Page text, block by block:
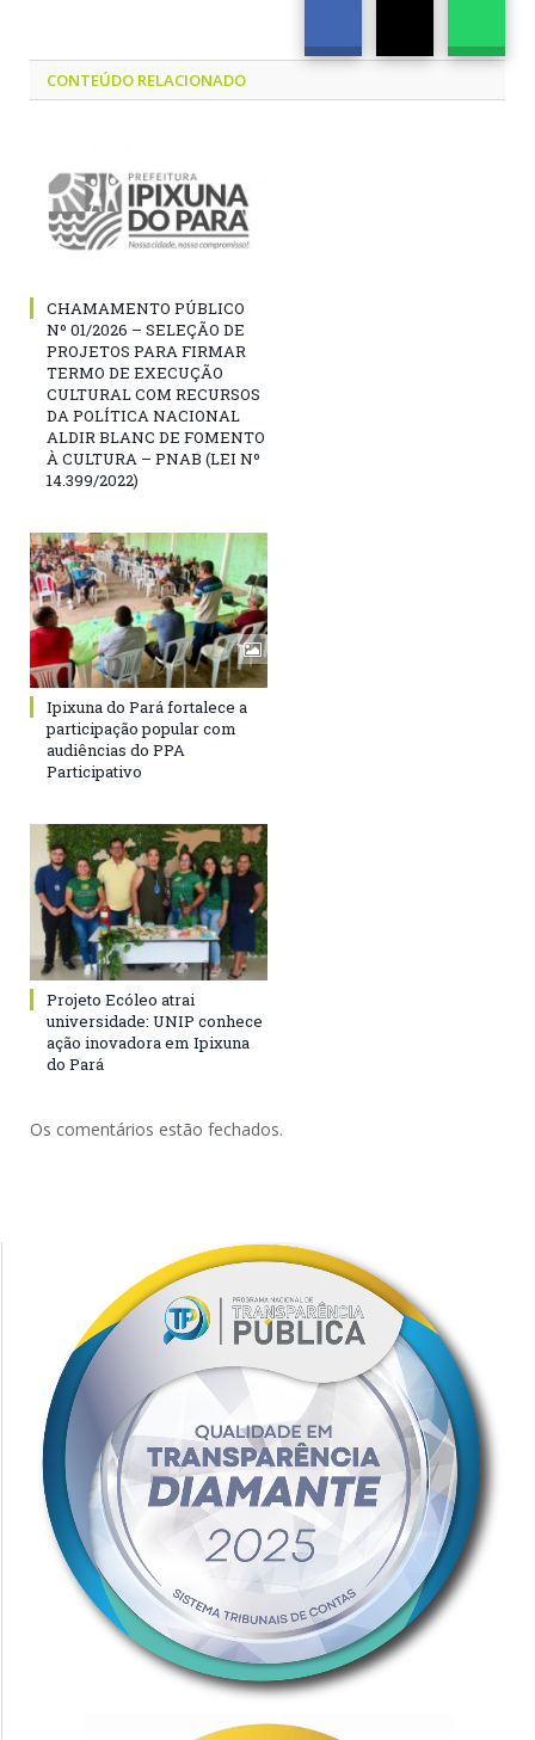
CONTEÚDO RELACIONADO
CHAMAMENTO PÚBLICO
Nº 01/2026 – SELEÇÃO DE
PROJETOS PARA FIRMAR
TERMO DE EXECUÇÃO
CULTURAL COM RECURSOS
DA POLÍTICA NACIONAL
ALDIR BLANC DE FOMENTO
À CULTURA – PNAB (LEI Nº
14.399/2022)
Ipixuna do Pará fortalece a
participação popular com
audiências do PPA
Participativo
Projeto Ecóleo atrai
universidade: UNIP conhece
ação inovadora em Ipixuna
do Pará
Os comentários estão fechados.